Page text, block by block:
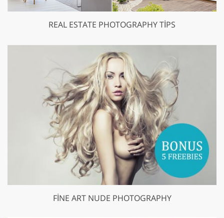
REAL ESTATE PHOTOGRAPHY TIPS
FINE ART NUDE PHOTOGRAPHY